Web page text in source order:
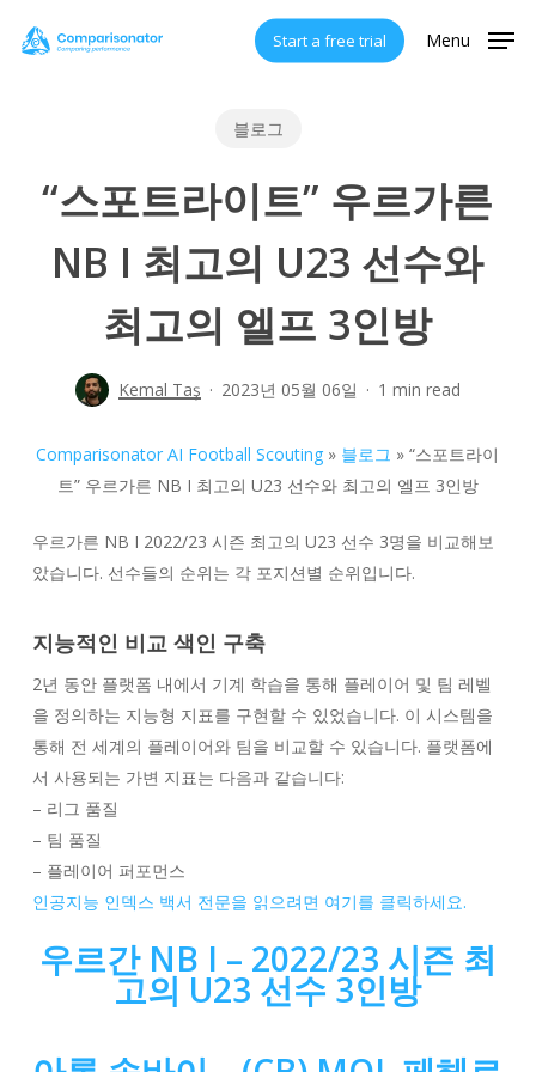
Start a free trial Menu
블로그
“스포트라이트” 우르가른
NB I 최고의 U23 선수와
최고의 엘프 3인방
Kemal Taş 2023년 05월 06일 1 min read
Comparisonator AI Football Scouting » 블로그 »“스포트라이
트” 우르가른 NB I 최고의 U23 선수와 최고의 엘프 3인방
우르가른 NB I 2022/23 시즌 최고의 U23 선수 3명을 비교해보
았습니다. 선수들의 순위는 각 포지션별 순위입니다.
지능적인 비교 색인 구축
2년 동안 플랫폼 내에서 기계 학습을 통해 플레이어 및 팀 레벨
을 정의하는 지능형 지표를 구현할 수 있었습니다. 이 시스템을
통해 전 세계의 플레이어와 팀을 비교할 수 있습니다. 플랫폼에
서 사용되는 가변 지표는 다음과 같습니다:
– 리그 품질
– 팀 품질
– 플레이어 퍼포먼스
인공지능 인덱스 백서 전문을 읽으려면 여기를 클릭하세요.
우르간 NB I – 2022/23 시즌 최
고의 U23 선수 3인방